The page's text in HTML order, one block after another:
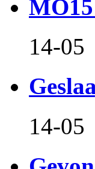
14-05
14-05